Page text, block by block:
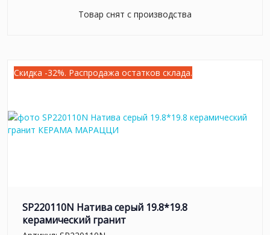
Товар снят с производства
Скидка -32%. Распродажа остатков склада.
SP220110N Натива серый 19.8*19.8
керамический гранит